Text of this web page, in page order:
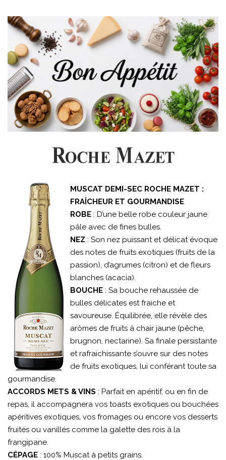
MUSCAT DEMI-SEC ROCHE MAZET :
FRAÎCHEUR ET GOURMANDISE
ROBE : D’une belle robe couleur jaune
pâle avec de fines bulles.
NEZ : Son nez puissant et délicat évoque
des notes de fruits exotiques (fruits de la
passion), d’agrumes (citron) et de fleurs
blanches (acacia).
BOUCHE : Sa bouche rehaussée de
bulles délicates est fraiche et
savoureuse. Équilibrée, elle révèle des
arômes de fruits à chair jaune (pêche,
brugnon, nectarine). Sa finale persistante
et rafraichissante s’ouvre sur des notes
de fruits exotiques, lui conférant toute sa
gourmandise.
ACCORDS METS & VINS : Parfait en apéritif, ou en fin de
repas, il accompagnera vos toasts exotiques ou bouchées
apéritives exotiques, vos fromages ou encore vos desserts
fruités ou vanillés comme la galette des rois à la
frangipane.
CÉPAGE : 100% Muscat à petits grains.